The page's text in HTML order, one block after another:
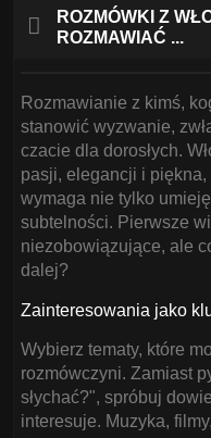
ROZMÓWKI Z
ROZMAWIAĆ ...
Rozmawianie z kimś,
stanowić wyzwanie,
czacie dla dorosłych.
pasji, elegancji i
wymaga nie tylko
subtelności. Pierwsze
niezobowiązujące, ale
dalej?
Zainteresowania jako
Wybierz tematy, które
rozmówczyni. Zamiast
słychać?", spróbuj
interesuje. Muzyka,